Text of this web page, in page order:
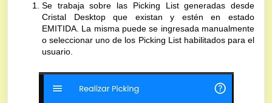
Se trabaja sobre las Picking List generadas desde
Cristal Desktop que existan y estén en estado
EMITIDA. La misma puede se ingresada manualmente
o seleccionar uno de los Picking List habilitados para el
usuario.